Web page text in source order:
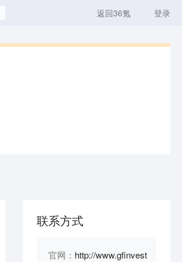
返回36氪 登录
联系方式
官网： http://www.gfinvest